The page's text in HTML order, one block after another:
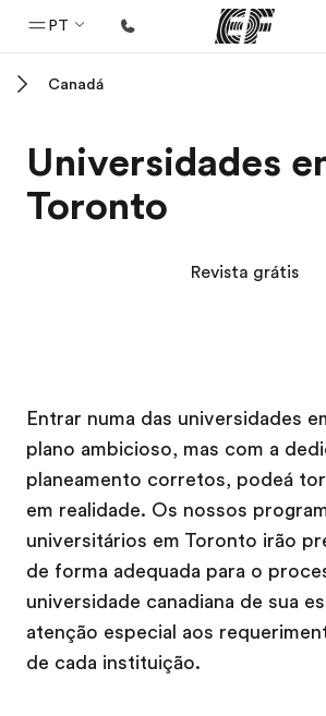
PT
Programas
Saiba tudo que oferecemos
Carreiras
Junte-se a nós
Canadá
Universidades
Toronto
Revista grátis
Entrar numa das universidades
plano ambicioso, mas com a
planeamento corretos, podeá
em realidade. Os nossos
universitários em Toronto irão
de forma adequada para o
universidade canadiana de sua
atenção especial aos
de cada instituição.